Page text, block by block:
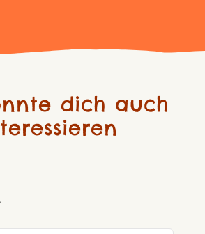
dich auch